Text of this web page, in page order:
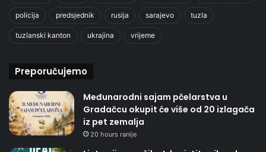
policija predsjednik rusija sarajevo tuzla
tuzlanski kanton ukrajina vrijeme
Preporučujemo
Međunarodni sajam pčelarstva u
Gradačcu okupit će više od 20 izlagača
iz pet zemalja
20 hours ranije